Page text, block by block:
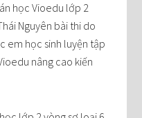
học Vioedu lớp 2
Nguyên bài thi do
em học sinh luyện tập
nâng cao kiến